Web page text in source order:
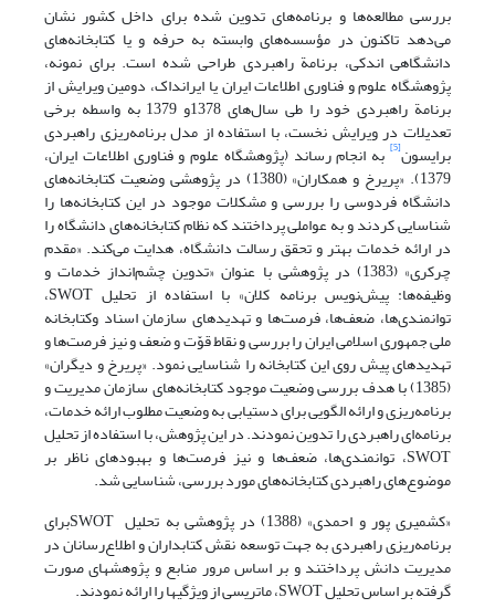
بررسی مطالعه‌ها و برنامه‌های تدوین شده برای داخل کشور نشان
می‌دهد تاکنون در مؤسسه‌های وابسته به حرفه و یا کتابخانه‌های
دانشگاهی اندکی، برنامة راهبردی طراحی شده است. برای نمونه،
پژوهشگاه علوم و فناوری اطلاعات ایران یا ایرانداک، دومین ویرایش از
برنامة راهبردی خود را طی سال‌های 1378و 1379 به واسطه برخی
تعدیلات در ویرایش نخست، با استفاده از مدل برنامه‌ریزی راهبردی
برایسون[5] به انجام رساند (پژوهشگاه علوم و فناوری اطلاعات ایران،
1379). «پریرخ و همکاران» (1380) در پژوهشی وضعیت کتابخانه‌های
دانشگاه فردوسی را بررسی و مشکلات موجود در این کتابخانه‌ها را
شناسایی کردند و به عواملی پرداختند که نظام کتابخانه‌های دانشگاه را
در ارائه خدمات بهتر و تحقق رسالت دانشگاه، هدایت می‌کند. «مقدم
چرکری» (1383) در پژوهشی با عنوان «تدوین چشم‌انداز خدمات و
وظیفه‌ها: پیش‌نویس برنامه کلان» با استفاده از تحلیل SWOT،
توانمندی‌ها، ضعف‌ها، فرصت‌ها و تهدیدهای سازمان اسناد وکتابخانه
ملی جمهوری اسلامی ایران را بررسی و نقاط قوّت و ضعف و نیز فرصت‌ها و
تهدیدهای پیش روی این کتابخانه را شناسایی نمود. «پریرخ و دیگران»
(1385) با هدف بررسی وضعیت موجود کتابخانه‌های سازمان مدیریت و
برنامه‌ریزی و ارائه الگویی برای دستیابی به وضعیت مطلوب ارائه خدمات،
برنامه‌ای راهبردی را تدوین نمودند. در این پژوهش، با استفاده از تحلیل
SWOT، توانمندی‌ها، ضعف‌ها و نیز فرصت‌ها و بهبودهای ناظر بر
موضوع‌های راهبردی کتابخانه‌های مورد بررسی، شناسایی شد.
«کشمیری پور و احمدی» (1388) در پژوهشی به تحلیل SWOTبرای
برنامه‌ریزی راهبردی به جهت توسعه نقش کتابداران و اطلاع‌رسانان در
مدیریت دانش پرداختند و بر اساس مرور منابع و پژوهشهای صورت
گرفته بر اساس تحلیل SWOT، ماتریسی از ویژگیها را ارائه نمودند.